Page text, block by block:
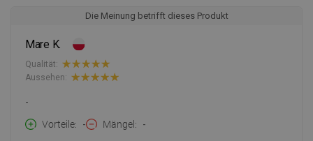
Die Meinung betrifft dieses Produkt
Mare K.
Qualität:
Aussehen:
-
Vorteile
- Mängel -